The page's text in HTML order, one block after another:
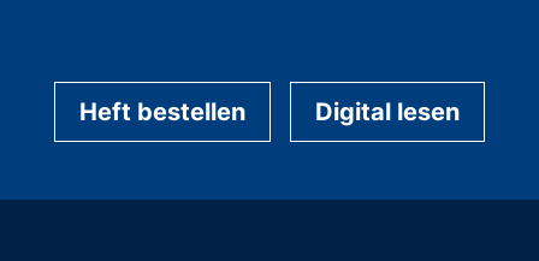
Heft bestellen Digital lesen